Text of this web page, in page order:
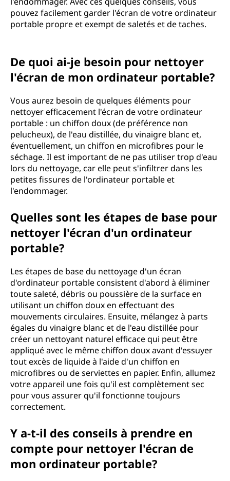
pouvez facilement garder l'écran de votre ordinateur
portable propre et exempt de saletés et de taches.
De quoi ai-je besoin pour nettoyer
l'écran de mon ordinateur portable?
Vous aurez besoin de quelques éléments pour
nettoyer efficacement l'écran de votre ordinateur
portable : un chiffon doux (de préférence non
pelucheux), de l'eau distillée, du vinaigre blanc et,
éventuellement, un chiffon en microfibres pour le
séchage. Il est important de ne pas utiliser trop d'eau
lors du nettoyage, car elle peut s'infiltrer dans les
petites fissures de l'ordinateur portable et
l'endommager.
Quelles sont les étapes de base pour
nettoyer l'écran d'un ordinateur
portable?
Les étapes de base du nettoyage d'un écran
d'ordinateur portable consistent d'abord à éliminer
toute saleté, débris ou poussière de la surface en
utilisant un chiffon doux en effectuant des
mouvements circulaires. Ensuite, mélangez à parts
égales du vinaigre blanc et de l'eau distillée pour
créer un nettoyant naturel efficace qui peut être
appliqué avec le même chiffon doux avant d'essuyer
tout excès de liquide à l'aide d'un chiffon en
microfibres ou de serviettes en papier. Enfin, allumez
votre appareil une fois qu'il est complètement sec
pour vous assurer qu'il fonctionne toujours
correctement.
Y a-t-il des conseils à prendre en
compte pour nettoyer l'écran de
mon ordinateur portable?